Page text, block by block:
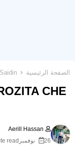
الصفحة الرئيسية
CHE
Aerill Hassan
26 نوفمبر
read